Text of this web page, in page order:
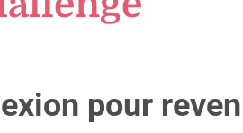
pour